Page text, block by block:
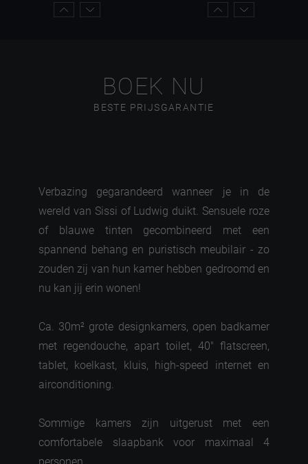
BOEK NU
BESTE PRIJSGARANTIE
Verbazing gegarandeerd wanneer je in de
wereld van Sissi of Ludwig duikt. Sensuele roze
of blauwe tinten gecombineerd met een
spannend behang en puristisch meubilair - zo
zouden zij van hun kamer hebben gedroomd en
nu kan jij erin wonen!
Ca. 30m² grote designkamers, open badkamer
met regendouche, apart toilet, 40" flatscreen,
tablet, koelkast, kluis, high-speed internet en
airconditioning.
Sommige kamers zijn uitgerust met een
comfortabele slaapbank voor maximaal 4